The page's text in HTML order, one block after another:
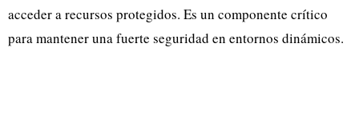
acceder a recursos protegidos. Es un componente crítico
para mantener una fuerte seguridad en entornos dinámicos.